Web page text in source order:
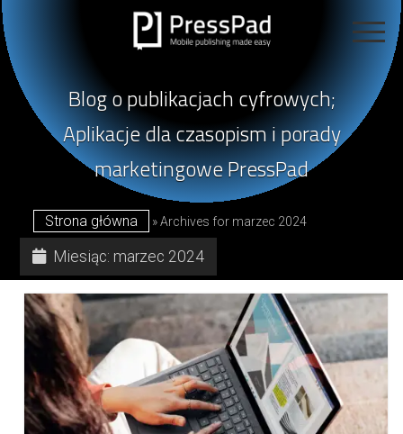
KATEGORIE
dropdown
menu
Publikowanie Magazynów Cyfrowych
Mobile Publishing 101
Publikacja Mobilna
Publikowanie W Sieci
Projektowanie Czasopism
Studia Przypadków
Wywiady
Marketing Aplikacji
Sprzedaż Czasopism
OFERTA
KONTAKT
Blog
poświęcony
cyfrowym
prowadzony
przez
PressPad
Blog o publikacjach cyfrowych;
Aplikacje dla czasopism i porady
marketingowe PressPad
otwarte
menu
Strona główna »Archives for marzec 2024
Miesiąc: marzec 2024